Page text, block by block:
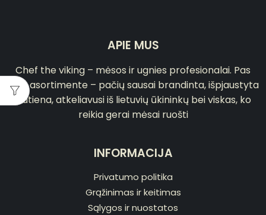
APIE MUS
Chef the viking – mėsos ir ugnies profesionalai. Pas
mus asortimente – pačių sausai brandinta, išpjaustyta
jautiena, atkeliavusi iš lietuvių ūkininkų bei viskas, ko
reikia gerai mėsai ruošti
INFORMACIJA
Privatumo politika
Grąžinimas ir keitimas
Sąlygos ir nuostatos